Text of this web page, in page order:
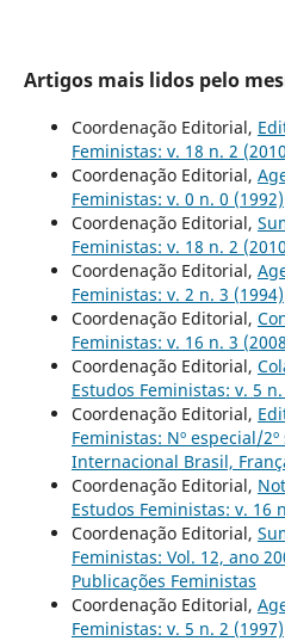
Artigos mais lidos pelo
Coordenação Editorial,
Feministas: v. 18 n. 2
Coordenação Editorial,
Feministas: v. 0 n. 0 (1992)
Coordenação Editorial,
Feministas: v. 18 n. 2
Coordenação Editorial,
Feministas: v. 2 n. 3 (1994)
Coordenação Editorial,
Feministas: v. 16 n. 3
Coordenação Editorial,
Estudos Feministas: v. 5
Coordenação Editorial,
Feministas: Nº especial/
Internacional Brasil,
Coordenação Editorial,
Estudos Feministas: v. 16
Coordenação Editorial,
Feministas: Vol. 12, ano
Publicações Feministas
Coordenação Editorial,
Feministas: v. 5 n. 2 (1997)